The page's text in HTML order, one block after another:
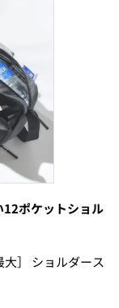
ポケットショル
］ ショルダース